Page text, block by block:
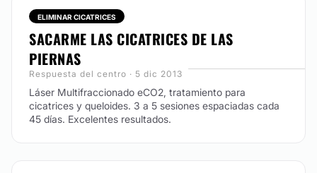
ELIMINAR CICATRICES
SACARME LAS CICATRICES DE LAS
PIERNAS
Respuesta del centro · 5 dic 2013
Láser Multifraccionado eCO2, tratamiento para
cicatrices y queloides. 3 a 5 sesiones espaciadas cada
45 días. Excelentes resultados.